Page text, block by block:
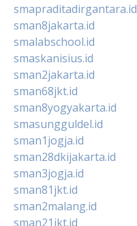
smapraditadirgantara.id
sman8jakarta.id
smalabschool.id
smaskanisius.id
sman2jakarta.id
sman68jkt.id
sman8yogyakarta.id
smasungguldel.id
sman1jogja.id
sman28dkijakarta.id
sman3jogja.id
sman81jkt.id
sman2malang.id
sman21jkt.id